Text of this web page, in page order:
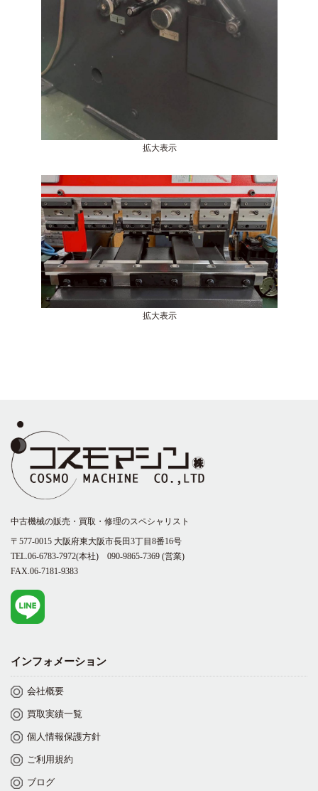
拡大表示
拡大表示
中古機械の販売・買取・修理のスペシャリスト
〒577-0015 大阪府東大阪市長田3丁目8番16号
TEL.06-6783-7972(本社)
090-9865-7369 (営業)
FAX.06-7181-9383
インフォメーション
会社概要
買取実績一覧
個人情報保護方針
ご利用規約
ブログ